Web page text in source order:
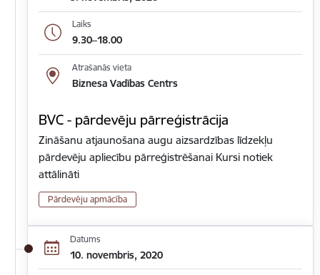
Laiks
9.30–18.00
Atrašanās vieta
Biznesa Vadības Centrs
BVC - pārdevēju pārreģistrācija
Zināšanu atjaunošana augu aizsardzības līdzekļu
pārdevēju apliecību pārreģistrēšanai Kursi notiek
attālināti
Pārdevēju apmācība
Datums
10. novembris, 2020